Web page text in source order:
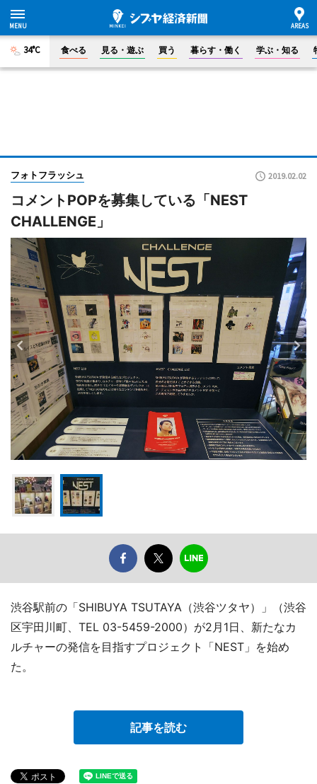
34°C 食べる 見る・遊ぶ 買う 暮らす・働く 学ぶ・知る
フォトフラッシュ 2019.02.02
コメントPOPを募集している「NEST
CHALLENGE」
渋谷駅前の「SHIBUYA TSUTAYA（渋谷ツタヤ）」（渋谷
区宇田川町、TEL 03-5459-2000）が2月1日、新たなカ
ルチャーの発信を目指すプロジェクト「NEST」を始め
た。
記事を読む